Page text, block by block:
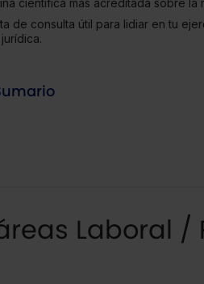
de consulta útil para lidiar en tu
Laboral /